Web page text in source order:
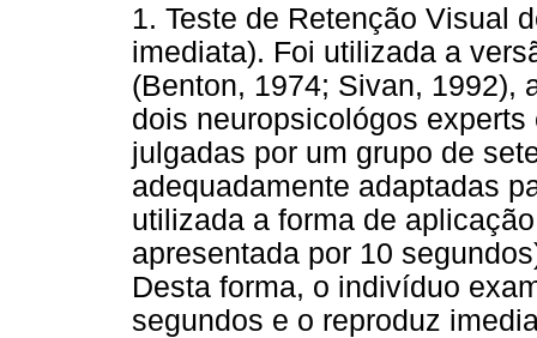
1. Teste de Retenção Visual
imediata). Foi utilizada a
(Benton, 1974; Sivan, 1992),
dois neuropsicológos
julgadas por um grupo de
adequadamente adaptadas
utilizada a forma de
apresentada por 10
Desta forma, o indivíduo
segundos e o reproduz